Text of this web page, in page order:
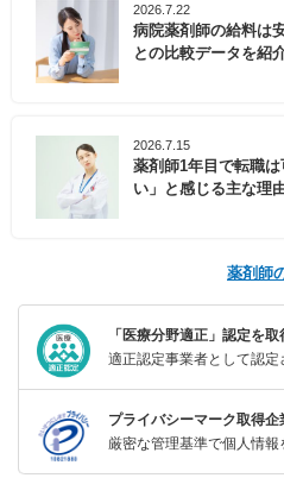
2026.7.22
病院薬剤師の給料は
との比較データを紹
2026.7.15
薬剤師1年目で転職
い」と感じる主な理
薬剤師
「医療分野適正」認定を取
適正認定事業者として認定
プライバシーマーク取得企
厳密な管理基準で個人情報